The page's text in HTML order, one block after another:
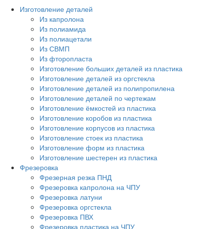
Изготовление деталей
Из капролона
Из полиамида
Из полиацетали
Из СВМП
Из фторопласта
Изготовление больших деталей из пластика
Изготовление деталей из оргстекла
Изготовление деталей из полипропилена
Изготовление деталей по чертежам
Изготовление ёмкостей из пластика
Изготовление коробов из пластика
Изготовление корпусов из пластика
Изготовление стоек из пластика
Изготовление форм из пластика
Изготовление шестерен из пластика
Фрезеровка
Фрезерная резка ПНД
Фрезеровка капролона на ЧПУ
Фрезеровка латуни
Фрезеровка оргстекла
Фрезеровка ПВХ
Фрезеровка пластика на ЧПУ